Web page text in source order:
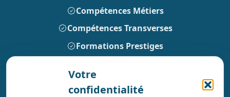
Votre
confidentialité
Compétences Métiers
Compétences Transverses
Formations Prestiges
Pour leur bon déroulement